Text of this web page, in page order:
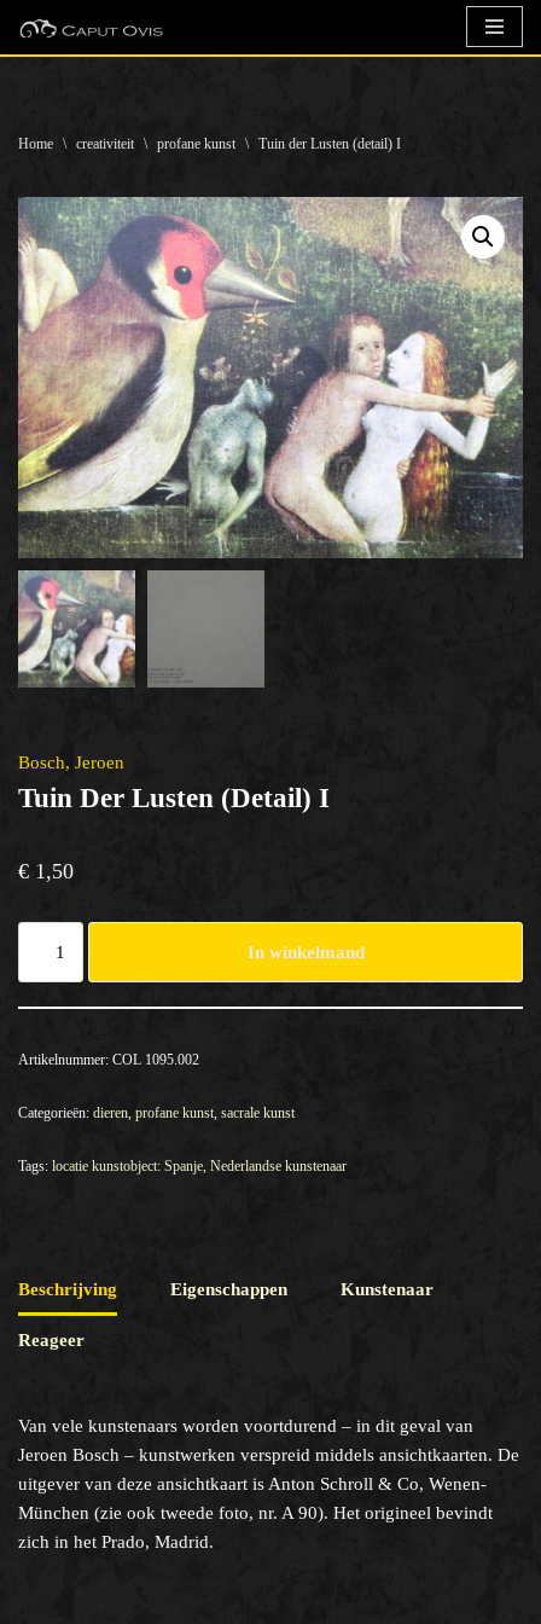
inhoud
Home \ creativiteit \ profane kunst \ Tuin der Lusten (detail) I
Bosch, Jeroen
Tuin Der Lusten (detail) I
€ 1,50
In winkelmand
Artikelnummer: COL 1095.002
Categorieën: dieren, profane kunst, sacrale kunst
Tags: locatie kunstobject: Spanje, Nederlandse kunstenaar
Beschrijving Eigenschappen Kunstenaar
Reageer
Van vele kunstenaars worden voortdurend – in dit geval van
Jeroen Bosch – kunstwerken verspreid middels ansichtkaarten. De
uitgever van deze ansichtkaart is Anton Schroll & Co, Wenen-
München (zie ook tweede foto, nr. A 90). Het origineel bevindt
zich in het Prado, Madrid.